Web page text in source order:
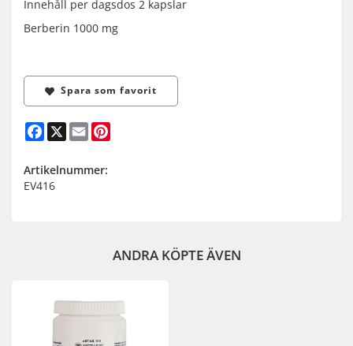
Innehåll per dagsdos 2 kapslar
Berberin 1000 mg
Spara som favorit
Facebook
X Email
Artikelnummer:
EV416
ANDRA KÖPTE ÄVEN